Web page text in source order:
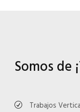
Somos de
Trabajos